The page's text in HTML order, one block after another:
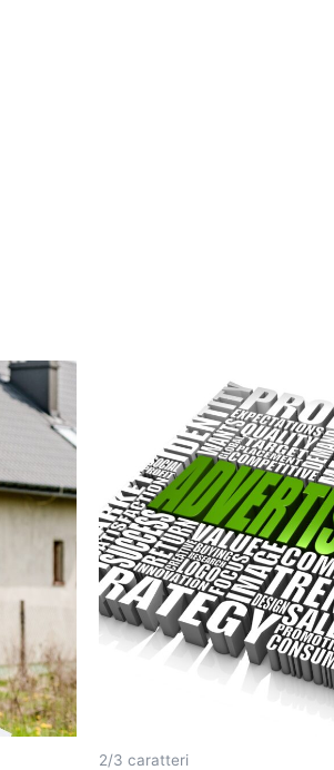
2/3 caratteri